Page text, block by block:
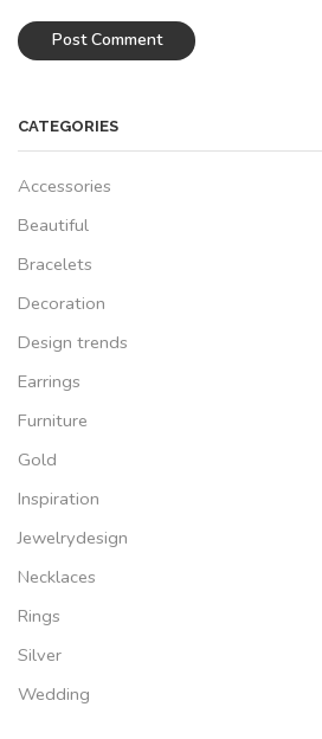
CATEGORIES
Accessories
Beautiful
Bracelets
Decoration
Design trends
Earrings
Furniture
Gold
Inspiration
Jewelrydesign
Necklaces
Rings
Silver
Wedding